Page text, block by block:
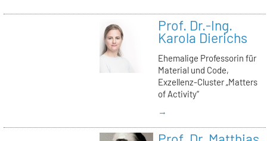
Prof. Dr.-Ing.
Karola Dierichs
Ehemalige Professorin für
Material und Code,
Exzellenz-Cluster „Matters
of Activity“
→